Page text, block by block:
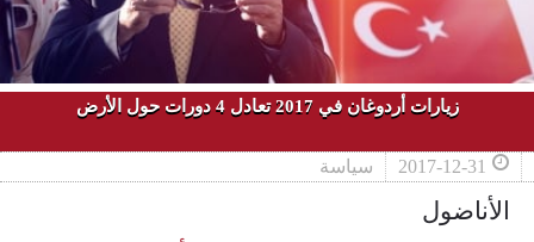
زيارات أردوغان في 2017 تعادل 4 دورات حول الأرض
2017-12-31 سياسة
الأناضول